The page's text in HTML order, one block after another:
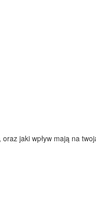
jaki wpływ mają na